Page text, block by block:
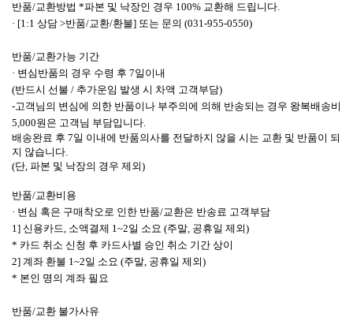
반품/교환방법 *파본 및 낙장인 경우 100% 교환해 드립니다.
· [1:1 상담 >반품/교환/환불] 또는 문의 (031-955-0550)
반품/교환가능 기간
· 변심반품의 경우 수령 후 7일이내
(반드시 선불 / 추가운임 발생 시 차액 고객부담)
-고객님의 변심에 의한 반품이나 부주의에 의해 반송되는 경우 왕복배송비
5,000원은 고객님 부담입니다.
배송완료 후 7일 이내에 반품의사를 전달하지 않을 시는 교환 및 반품이 되
지 않습니다.
(단, 파본 및 낙장의 경우 제외)
반품/교환비용
· 변심 혹은 구매착오로 인한 반품/교환은 반송료 고객부담
1] 신용카드, 소액결제 1~2일 소요 (주말, 공휴일 제외)
* 카드 취소 신청 후 카드사별 승인 취소 기간 상이
2] 계좌 환불 1~2일 소요 (주말, 공휴일 제외)
* 본인 명의 계좌 필요
반품/교환 불가사유